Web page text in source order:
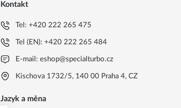
Kontakt
Tel:+420 222 265 475
Tel (EN):+420 222 265 484
E-mail:eshop@specialturbo.cz
Kischova 1732/5, 140 00 Praha 4, CZ
Jazyk a měna